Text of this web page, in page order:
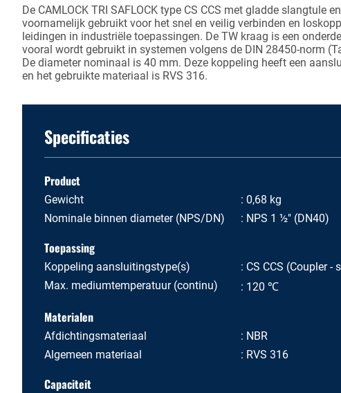
De CAMLOCK TRI SAFLOCK type CS CCS met gladde slangtule
voornamelijk gebruikt voor het snel en veilig verbinden en
leidingen in industriële toepassingen. De TW kraag is een
vooral wordt gebruikt in systemen volgens de DIN 28450-norm
De diameter nominaal is 40 mm. Deze koppeling heeft een
en het gebruikte materiaal is RVS 316.
Specificaties
Product
Gewicht
0,68 kg
Nominale binnen diameter (NPS/DN)
NPS 1 ½" (DN40)
Toepassing
Koppeling aansluitingstype(s)
CS CCS (Coupler
Max. mediumtemperatuur (continu)
120 ℃
Materialen
Afdichtingsmateriaal
NBR
Algemeen materiaal
RVS 316
Capaciteit